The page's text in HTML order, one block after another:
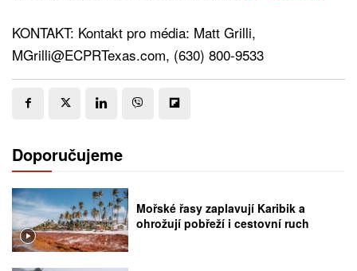
KONTAKT: Kontakt pro média: Matt Grilli,
MGrilli@ECPRTexas.com, (630) 800-9533
Doporučujeme
Mořské řasy zaplavují Karibik a
ohrožují pobřeží i cestovní ruch